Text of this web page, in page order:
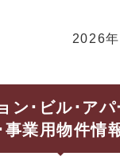
2026
ン･ビル･ア
事業用物件情